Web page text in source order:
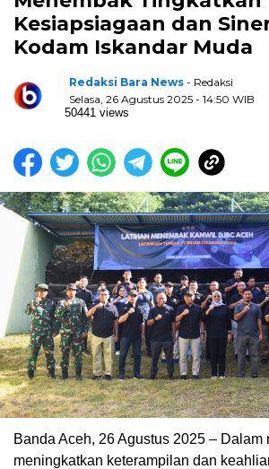
Kesiapsiagaan dan
Kodam Iskandar Muda
Redaksi Bara News - Redaksi
Selasa, 26 Agustus 2025 - 14:50 WIB
50441 views
Banda Aceh, 26 Agustus 2025 – Dalam
meningkatkan keterampilan dan